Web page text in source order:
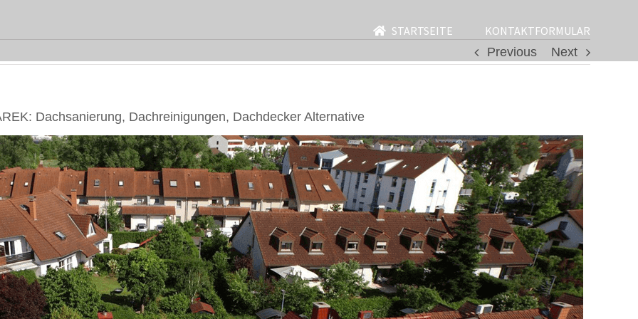
STARTSEITE
KONTAKTFORMULAR
Previous
Next
Dachsanierung, Dachreinigungen, Dachdecker Alternative